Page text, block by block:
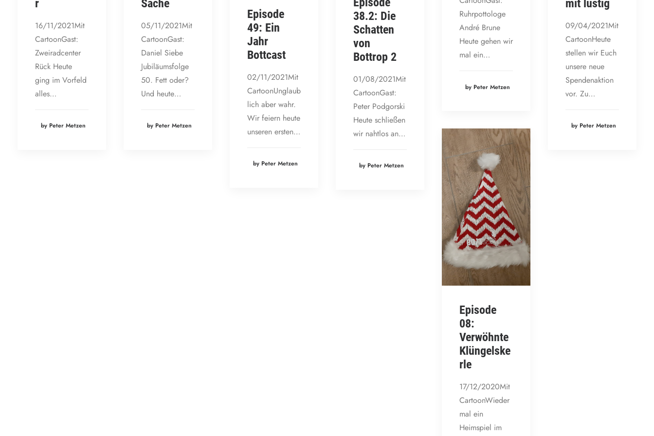
r
16/11/2021Mit
CartoonGast:
Zweiradcenter
Rück Heute
ging im Vorfeld
alles…
by Peter Metzen
Sache
05/11/2021Mit
CartoonGast:
Daniel Siebe
Jubiläumsfolge
50. Fett oder?
Und heute…
by Peter Metzen
Episode
49: Ein
Jahr
Bottcast
02/11/2021Mit
CartoonUnglaub
lich aber wahr.
Wir feiern heute
unseren ersten…
by Peter Metzen
38.2: Die
Schatten
von
Bottrop 2
01/08/2021Mit
CartoonGast:
Peter Podgorski
Heute schließen
wir nahtlos an…
by Peter Metzen
Ruhrpottologe
André Brune
Heute gehen wir
mal ein…
by Peter Metzen
mit lustig
09/04/2021Mit
CartoonHeute
stellen wir Euch
unsere neue
Spendenaktion
vor. Zu…
by Peter Metzen
Episode
08:
Verwöhnte
Klüngelske
rle
17/12/2020Mit
CartoonWieder
mal ein
Heimspiel im